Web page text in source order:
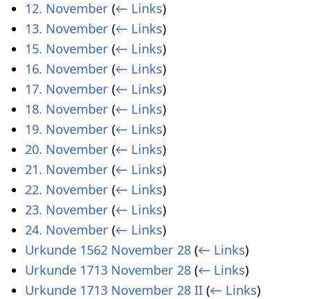
12. November (← Links)
13. November (← Links)
15. November (← Links)
16. November (← Links)
17. November (← Links)
18. November (← Links)
19. November (← Links)
20. November (← Links)
21. November (← Links)
22. November (← Links)
23. November (← Links)
24. November (← Links)
Urkunde 1562 November 28 (← Links)
Urkunde 1713 November 28 (← Links)
Urkunde 1713 November 28 II (← Links)